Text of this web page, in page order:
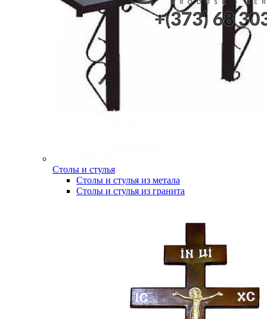
Столы и стулья
Столы и стулья из метала
Столы и стулья из гранита